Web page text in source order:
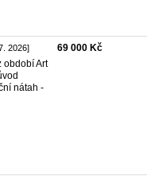
2026]
období Art
nátah -
69 000 Kč